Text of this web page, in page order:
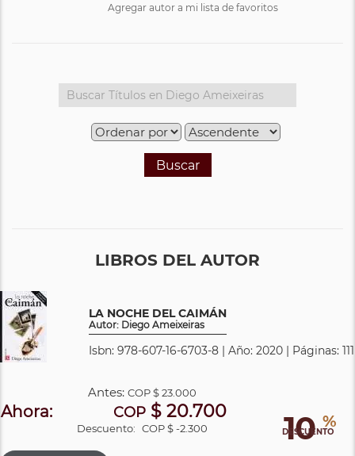
Agregar autor a mi lista de favoritos
Buscar
LIBROS DEL AUTOR
LA NOCHE DEL CAIMÁN
Autor: Diego Ameixeiras
Isbn: 978-607-16-6703-8 | Año: 2020 | Páginas: 111
10 %
DESCUENTO
Antes: COP$ 23.000
Ahora: COP$ 20.700
Descuento: COP $ -2.300